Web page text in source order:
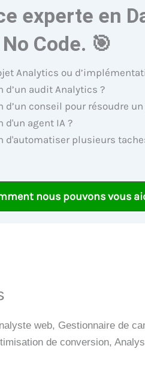
experte en
Code. 🎯
Analytics ou
d’un audit Analytics ?
d’un conseil pour résoudre
d'un agent IA ?
d'automatiser plusieurs
nous pouvons vous
web, Gestionnaire de
de conversion,